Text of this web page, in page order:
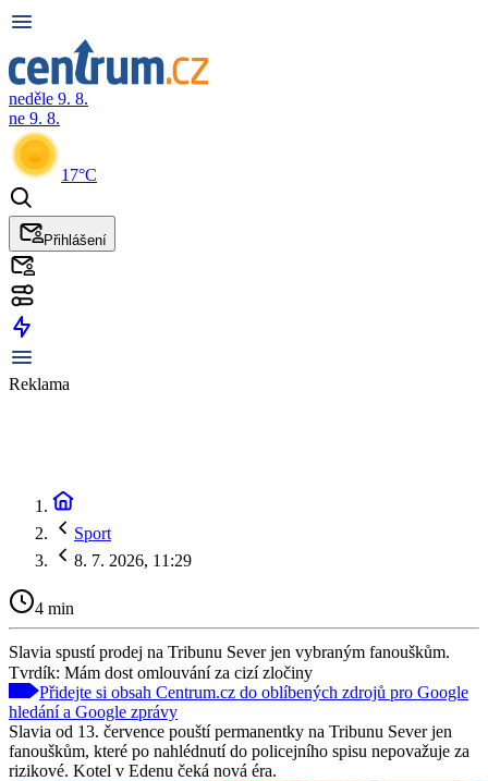
neděle 9. 8.
ne 9. 8.
17°C
Přihlášení
Reklama
Sport
8. 7. 2026, 11:29
4 min
Slavia spustí prodej na Tribunu Sever jen vybraným fanouškům.
Tvrdík: Mám dost omlouvání za cizí zločiny
Přidejte si obsah Centrum.cz do oblíbených zdrojů pro Google
hledání a Google zprávy
Slavia od 13. července pouští permanentky na Tribunu Sever jen
fanouškům, které po nahlédnutí do policejního spisu nepovažuje za
rizikové. Kotel v Edenu čeká nová éra.